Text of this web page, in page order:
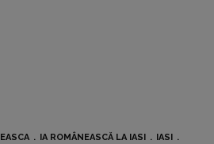
IA ROMÂNEASCĂ LA IASI
IASI